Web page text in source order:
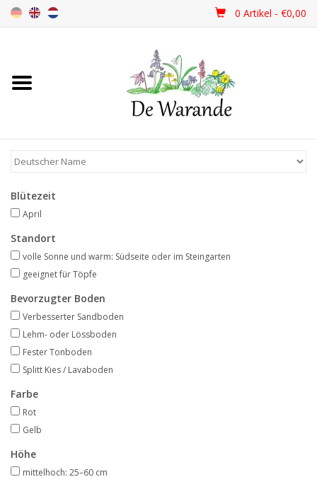
0 Artikel - €0,00
Startseite
Frühjahrsblüher
Sommerblüher
Herbstblüher
Angebote
Bodenverbesserung
SONSTIGE PRODUKTE
Beratung
Blütezeit
April
Standort
volle Sonne und warm: Südseite oder im Steingarten
geeignet für Töpfe
Bevorzugter Boden
Verbesserter Sandboden
Lehm- oder Lössboden
Fester Tonboden
Splitt Kies / Lavaboden
Farbe
Rot
Gelb
Höhe
mittelhoch: 25–60 cm